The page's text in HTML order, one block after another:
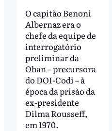
O capitão Benoni
Albernaz era o
chefe da equipe de
interrogatório
preliminar da
Oban – precursora
do DOI-Codi – à
época da prisão da
ex-presidente
Dilma Rousseff,
em 1970.